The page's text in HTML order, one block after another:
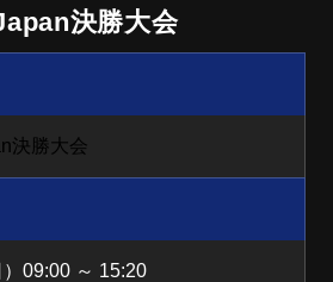
決勝大会
決勝大会
09:00 ～ 15:20